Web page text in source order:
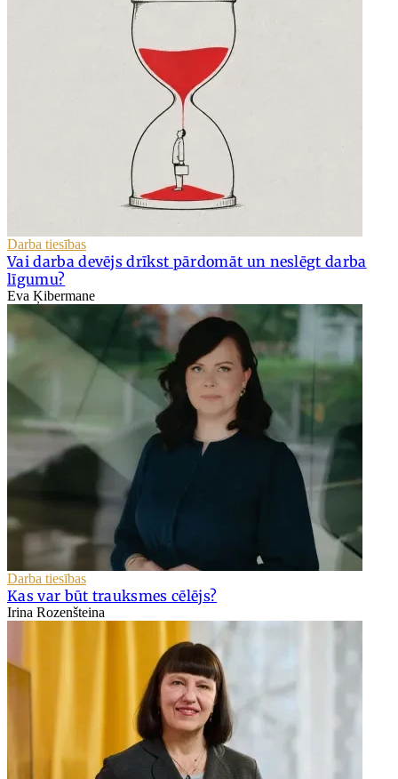
Darba tiesības
Vai darba devējs drīkst pārdomāt un neslēgt darba
līgumu?
Eva Ķibermane
Darba tiesības
Kas var būt trauksmes cēlējs?
Irina Rozenšteina